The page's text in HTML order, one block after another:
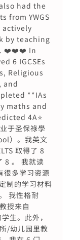
had the
from YWGS
actively
by teaching
❤️❤️❤️ In
6 IGCSEs
Religious
and
**IAs
maths and
4A⭐️
于圣保祿學
）。我英文
取得了 8
8 。 我就读
很多学习资源
制的学习材料
我性格耐
授来自
生。此外，
/幼儿园里教